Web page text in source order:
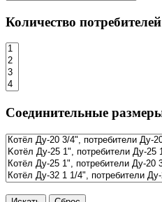
Количество потребителей
Соединительные